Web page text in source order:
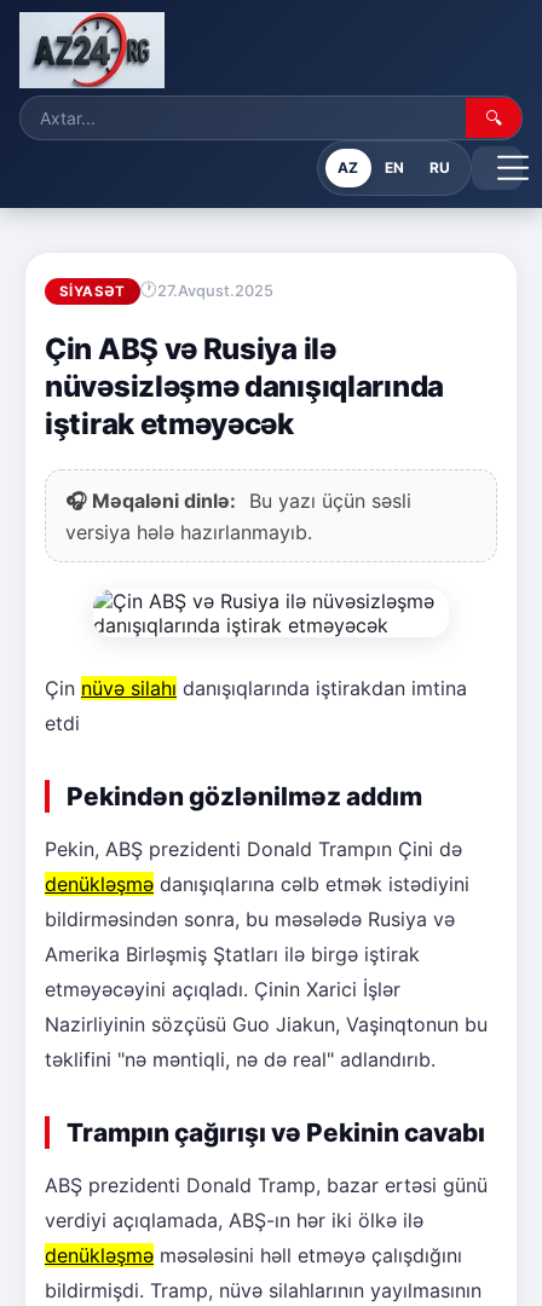
🔍
AZ EN RU
SIYASƏT 27.Avqust.2025
Çin ABŞ və Rusiya ilə
nüvəsizləşmə danışıqlarında
iştirak etməyəcək
🎧 Məqaləni dinlə:
Bu yazı üçün səsli
versiya hələ hazırlanmayıb.
Çin nüvə silahı danışıqlarında iştirakdan imtina
etdi
Pekindən gözlənilməz addım
Pekin, ABŞ prezidenti Donald Trampın Çini də
denükləşmə danışıqlarına cəlb etmək istədiyini
bildirməsindən sonra, bu məsələdə Rusiya və
Amerika Birləşmiş Ştatları ilə birgə iştirak
etməyəcəyini açıqladı. Çinin Xarici İşlər
Nazirliyinin sözçüsü Guo Jiakun, Vaşinqtonun bu
təklifini "nə məntiqli, nə də real" adlandırıb.
Trampın çağırışı və Pekinin cavabı
ABŞ prezidenti Donald Tramp, bazar ertəsi günü
verdiyi açıqlamada, ABŞ-ın hər iki ölkə ilə
denükləşmə məsələsini həll etməyə çalışdığını
bildirmişdi. Tramp, nüvə silahlarının yayılmasının